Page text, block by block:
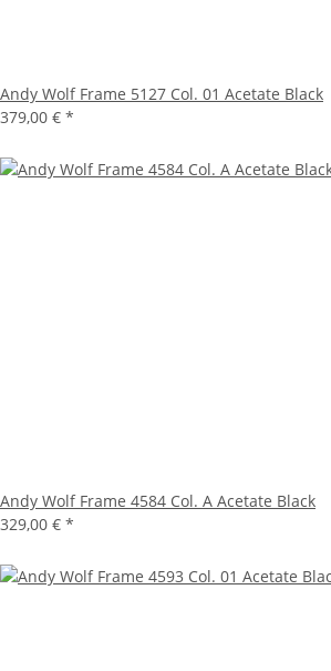
Andy Wolf Frame 5127 Col. 01 Acetate Black
379,00 € *
Andy Wolf Frame 4584 Col. A Acetate Black
329,00 € *